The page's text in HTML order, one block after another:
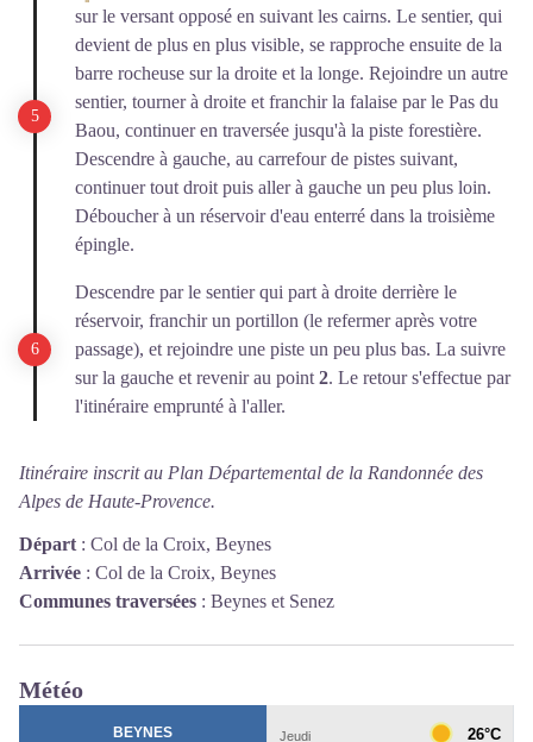
sur le versant opposé en suivant les cairns. Le sentier, qui
devient de plus en plus visible, se rapproche ensuite de la
barre rocheuse sur la droite et la longe. Rejoindre un autre
sentier, tourner à droite et franchir la falaise par le Pas du
Baou, continuer en traversée jusqu'à la piste forestière.
Descendre à gauche, au carrefour de pistes suivant,
continuer tout droit puis aller à gauche un peu plus loin.
Déboucher à un réservoir d'eau enterré dans la troisième
épingle.
Descendre par le sentier qui part à droite derrière le
réservoir, franchir un portillon (le refermer après votre
passage), et rejoindre une piste un peu plus bas. La suivre
sur la gauche et revenir au point 2. Le retour s'effectue par
l'itinéraire emprunté à l'aller.
Itinéraire inscrit au Plan Départemental de la Randonnée des
Alpes de Haute-Provence.
Départ : Col de la Croix, Beynes
Arrivée : Col de la Croix, Beynes
Communes traversées : Beynes et Senez
Météo